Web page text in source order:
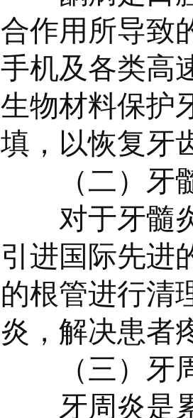
合作用所导致
手机及各类高
生物材料保护
填，以恢复牙
（二）牙
对于牙髓
引进国际先进
的根管进行清
炎，解决患者
（三）牙
牙周炎是